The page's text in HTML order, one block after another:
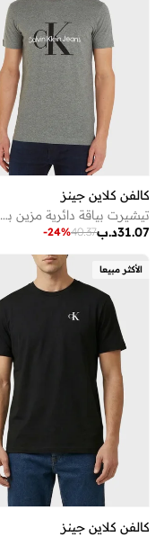
كالفن كلاين جينز
تيشيرت بياقة دائرية مزين بشعار العلامة التجارية
د.ب31.07
40.37
-24%
الأكثر مبيعا
كالفن كلاين جينز